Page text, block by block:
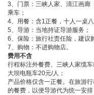
3、门票：三峡人家、清江画廊
乘车；
4、用餐：含1正餐，十人一桌八
5、导游：当地持证导游服务；
6、保险：旅行社责任险，建议
7、购物：不进购物店。
费用不含
行程标注外餐费、三峡人家缆
大坝电瓶车20元/人；
产品价格仅含一正餐。在旅游
的餐费，以便导游代为统一安